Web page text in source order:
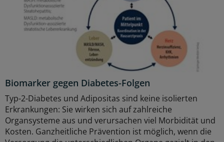
Biomarker gegen Diabetes-Folgen
Typ-2-Diabetes und Adipositas sind keine isolierten
Erkrankungen: Sie wirken sich auf zahlreiche
Organsysteme aus und verursachen viel Morbidität und
Kosten. Ganzheitliche Prävention ist möglich, wenn die